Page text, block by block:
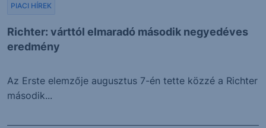
Richter: várttól elmaradó második negyedéves
eredmény
PIACI HÍREK
Az Erste elemzője augusztus 7-én tette közzé a Richter
második...